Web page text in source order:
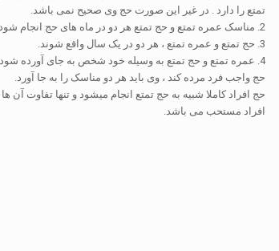
تمتع را دارد . در غیر این صورت حج وی صحیح نمی باشد.
2. مناسک عمره تمتع و حج تمتع هر دو در ماه های حج انجام شود.
3. حج تمتع و عمره تمتع ، هر دو در یک سال واقع شوند.
4. عمره تمتع و حج تمتع به وسیله خود شخص به جای آورده
حج واجب فرد مرده کند ، وی باید هر دو مناسک را به جا آورد.
حج افراد کاملا شبیه به حج تمتع انجام میشود و تنها تفاوت
افراد مستحب می باشد.